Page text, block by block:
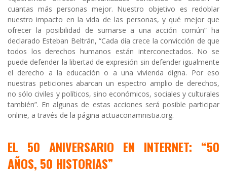
cuantas más personas mejor. Nuestro objetivo es redoblar
nuestro impacto en la vida de las personas, y qué mejor que
ofrecer la posibilidad de sumarse a una acción común” ha
declarado Esteban Beltrán, “Cada día crece la convicción de que
todos los derechos humanos están interconectados. No se
puede defender la libertad de expresión sin defender igualmente
el derecho a la educación o a una vivienda digna. Por eso
nuestras peticiones abarcan un espectro amplio de derechos,
no sólo civiles y políticos, sino económicos, sociales y culturales
también”. En algunas de estas acciones será posible participar
online, a través de la página actuaconamnistia.org.
EL 50 ANIVERSARIO EN INTERNET: “50
AÑOS, 50 HISTORIAS”